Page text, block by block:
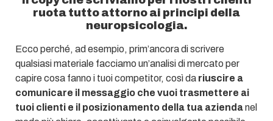
ruota tutto attorno ai principi della
neuropsicologia.
Ecco perché, ad esempio, prim’ancora di scrivere
qualsiasi materiale facciamo un’analisi di mercato per
capire cosa fanno i tuoi competitor, così da riuscire a
comunicare il messaggio che vuoi trasmettere ai
tuoi clienti e il posizionamento della tua aziendanel